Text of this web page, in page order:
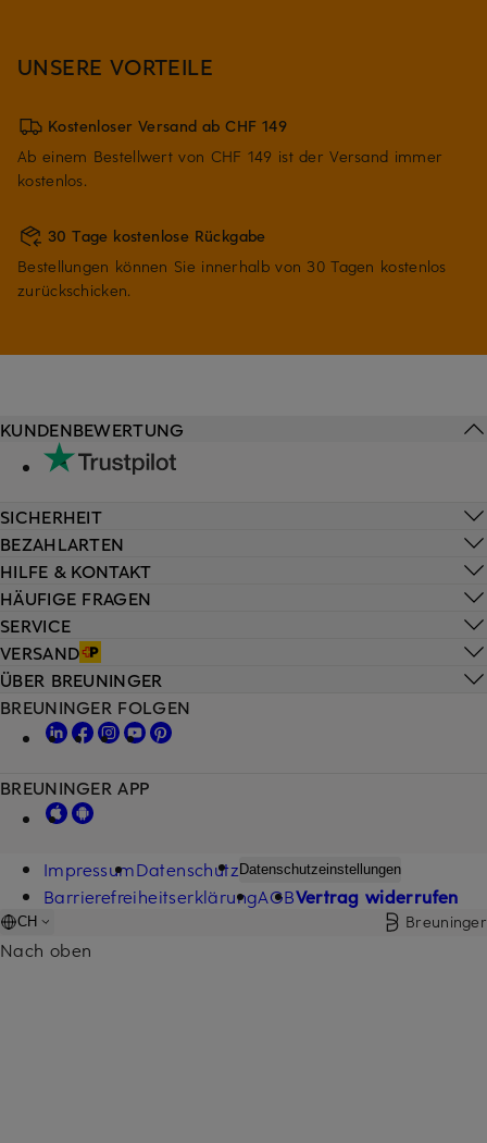
UNSERE VORTEILE
Kostenloser Versand ab CHF 149
Ab einem Bestellwert von CHF 149 ist der Versand immer
kostenlos.
30 Tage kostenlose Rückgabe
Bestellungen können Sie innerhalb von 30 Tagen kostenlos
zurückschicken.
HILFE & KONTAKT
HÄUFIGE FRAGEN
SERVICE
VERSAND
KUNDENBEWERTUNG
SICHERHEIT
BEZAHLARTEN
ÜBER BREUNINGER
BREUNINGER FOLGEN
BREUNINGER APP
ImpressumDatenschutz Datenschutzeinstellungen
BarrierefreiheitserklärungAGBVertrag widerrufen
CH Breuninger
Nach oben